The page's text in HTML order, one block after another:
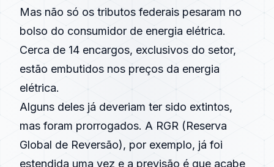
Mas não só os tributos federais pesaram no
bolso do consumidor de energia elétrica.
Cerca de 14 encargos, exclusivos do setor,
estão embutidos nos preços da energia
elétrica.
Alguns deles já deveriam ter sido extintos,
mas foram prorrogados. A RGR (Reserva
Global de Reversão), por exemplo, já foi
estendida uma vez e a previsão é que acabe